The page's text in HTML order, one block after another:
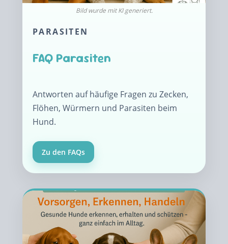
PARASITEN
FAQ Parasiten
Antworten auf häufige Fragen zu Zecken,
Flöhen, Würmern und Parasiten beim
Hund.
Zu den FAQs